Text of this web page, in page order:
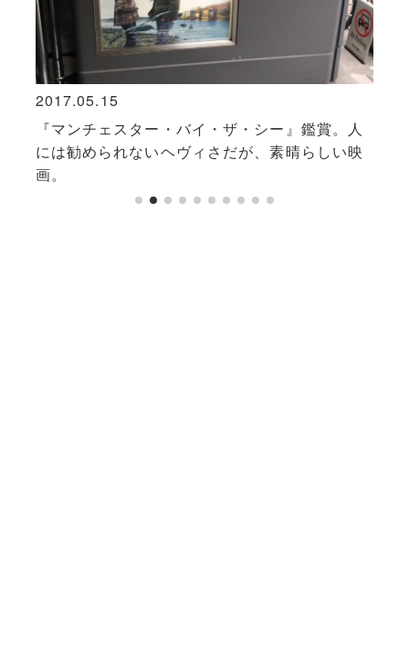
2017.05.15
『マンチェスター・バイ・ザ・シー』鑑賞。人
には勧められないヘヴィさだが、素晴らしい映
画。